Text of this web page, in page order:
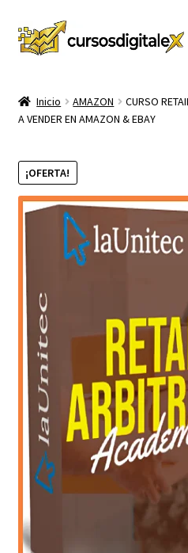
Ir
a
Ir
al
TIENDA
CURSOS
MEMBRESIA
MI CUENTA
CARRITO
CONTACTO
Inicio AMAZON
CURSO
A VENDER EN AMAZON & EBAY
¡OFERTA!